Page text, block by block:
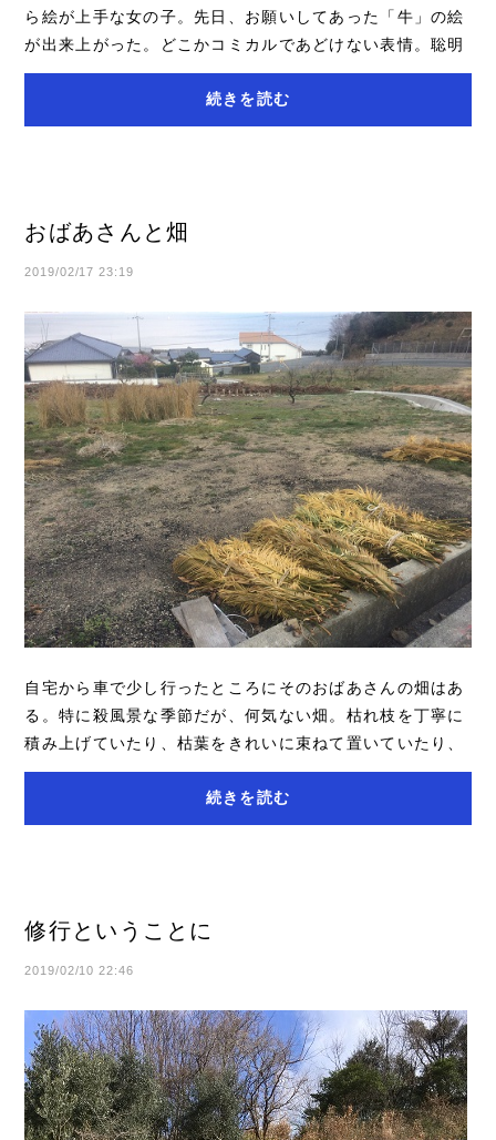
ら絵が上手な女の子。先日、お願いしてあった「牛」の絵
が出来上がった。どこかコミカルであどけない表情。聡明
で優しく力強い線の中に、計算されたかのよ...
続きを読む
おばあさんと畑
2019/02/17 23:19
自宅から車で少し行ったところにそのおばあさんの畑はあ
る。特に殺風景な季節だが、何気ない畑。枯れ枝を丁寧に
積み上げていたり、枯葉をきれいに束ねて置いていたり、
おばあさんの仕事のあとが随所に見られる。...
続きを読む
修行ということに
2019/02/10 22:46